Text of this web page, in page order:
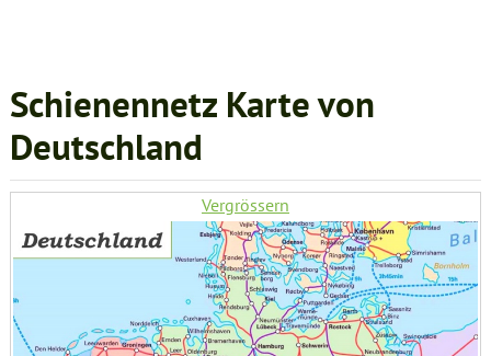
Schienennetz Karte von
Deutschland
Vergrössern